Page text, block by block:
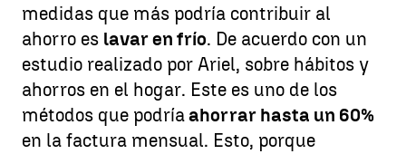
medidas que más podría contribuir al
ahorro es lavar en frío. De acuerdo con un
estudio realizado por Ariel, sobre hábitos y
ahorros en el hogar. Este es uno de los
métodos que podríaahorrar hasta un 60%
en la factura mensual. Esto, porque